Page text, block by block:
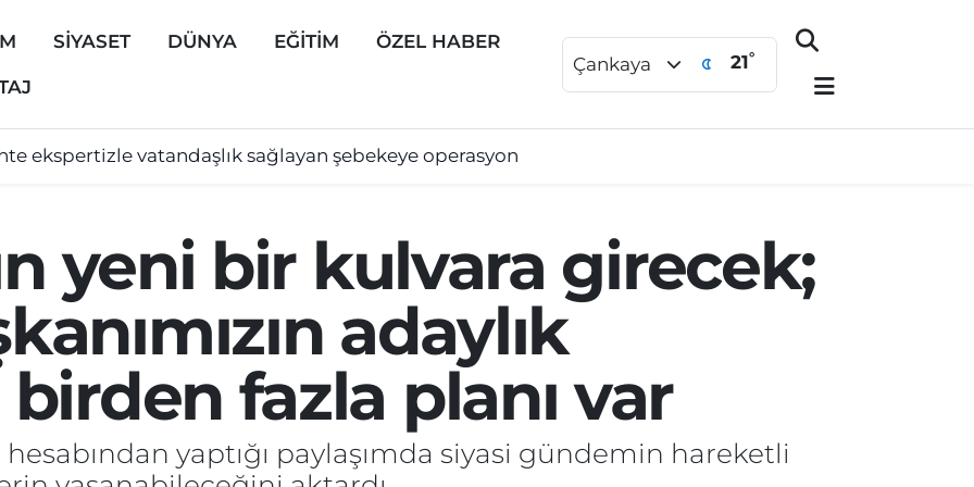
SİYASET DÜNYA EĞİTİM ÖZEL HABER
Çankaya 21°
ekspertizle vatandaşlık sağlayan şebekeye operasyon
yeni bir kulvara girecek;
adaylık
fazla planı var
yaptığı paylaşımda siyasi gündemin hareketli